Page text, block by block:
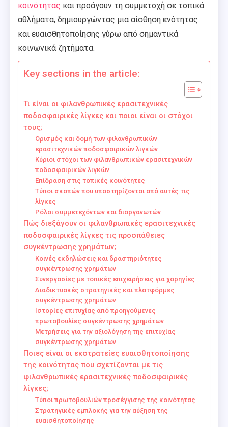
κοινότητας και προάγουν τη συμμετοχή σε τοπικά
αθλήματα, δημιουργώντας μια αίσθηση ενότητας
και ευαισθητοποίησης γύρω από σημαντικά
κοινωνικά ζητήματα.
Key sections in the article:
Τι είναι οι φιλανθρωπικές ερασιτεχνικές
ποδοσφαιρικές λίγκες και ποιοι είναι οι στόχοι
τους;
Ορισμός και δομή των φιλανθρωπικών
ερασιτεχνικών ποδοσφαιρικών λιγκών
Κύριοι στόχοι των φιλανθρωπικών ερασιτεχνικών
ποδοσφαιρικών λιγκών
Επίδραση στις τοπικές κοινότητες
Τύποι σκοπών που υποστηρίζονται από αυτές τις
λίγκες
Ρόλοι συμμετεχόντων και διοργανωτών
Πώς διεξάγουν οι φιλανθρωπικές ερασιτεχνικές
ποδοσφαιρικές λίγκες τις προσπάθειες
συγκέντρωσης χρημάτων;
Κοινές εκδηλώσεις και δραστηριότητες
συγκέντρωσης χρημάτων
Συνεργασίες με τοπικές επιχειρήσεις για χορηγίες
Διαδικτυακές στρατηγικές και πλατφόρμες
συγκέντρωσης χρημάτων
Ιστορίες επιτυχίας από προηγούμενες
πρωτοβουλίες συγκέντρωσης χρημάτων
Μετρήσεις για την αξιολόγηση της επιτυχίας
συγκέντρωσης χρημάτων
Ποιες είναι οι εκστρατείες ευαισθητοποίησης
της κοινότητας που σχετίζονται με τις
φιλανθρωπικές ερασιτεχνικές ποδοσφαιρικές
λίγκες;
Τύποι πρωτοβουλιών προσέγγισης της κοινότητας
Στρατηγικές εμπλοκής για την αύξηση της
ευαισθητοποίησης